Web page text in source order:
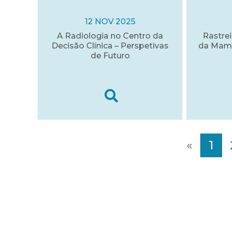
12 NOV 2025
A Radiologia no Centro da
Decisão Clínica – Perspetivas
de Futuro
da
« 1